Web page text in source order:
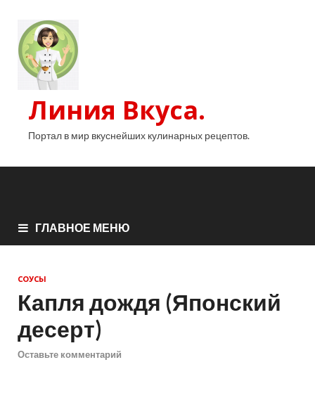
Линия Вкуса.
Портал в мир вкуснейших кулинарных рецептов.
ГЛАВНОЕ МЕНЮ
СОУСЫ
Капля дождя (Японский
десерт)
Оставьте комментарий